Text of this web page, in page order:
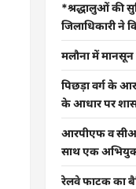
*श्रद्धालुओं की
जिलाधिकारी ने
मलौना में मानसून
पिछड़ा वर्ग के
के आधार पर
आरपीएफ व
साथ एक
रेलवे फाटक का